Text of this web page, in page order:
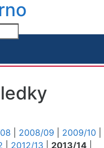
2008/09 2009/10
2012/13 2013/14